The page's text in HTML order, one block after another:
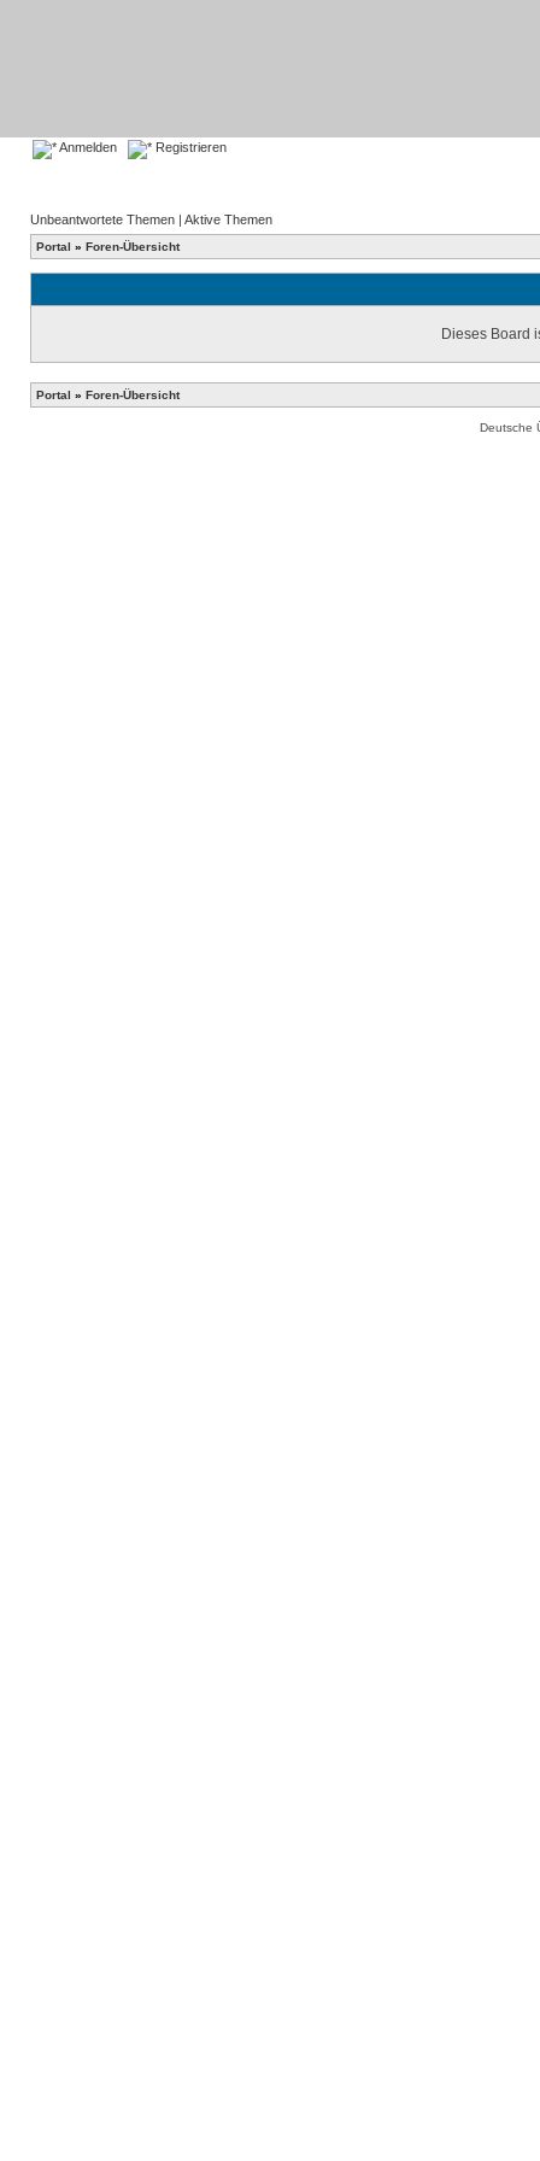
Anmelden Registrieren
Unbeantwortete Themen | Aktive Themen
Portal » Foren-Übersicht
Dieses Board
Portal » Foren-Übersicht
Deutsche